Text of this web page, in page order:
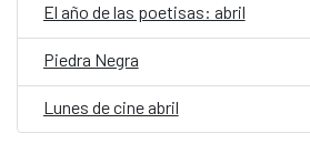
El año de las poetisas: abril
Piedra Negra
Lunes de cine abril